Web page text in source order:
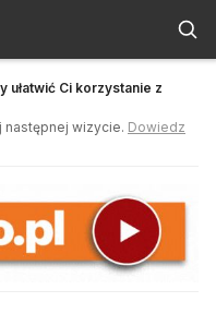
Ci korzystanie z
następnej wizycie. Dowiedz